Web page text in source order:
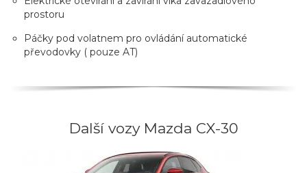
prostoru
Páčky pod volatnem pro ovládání automatické
převodovky ( pouze AT)
Další vozy Mazda CX-30